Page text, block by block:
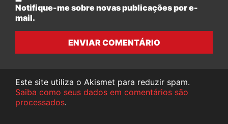
Notifique-me sobre novas publicações por e-
mail.
ENVIAR COMENTÁRIO
Este site utiliza o Akismet para reduzir spam.
Saiba como seus dados em comentários são
processados.